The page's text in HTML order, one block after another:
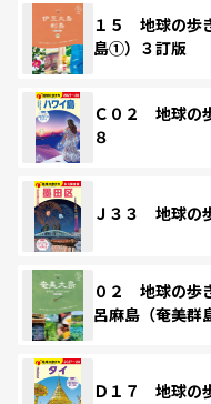
１５ 地球の
島①）３訂版
Ｃ０２ 地球の
８
Ｊ３３ 地球の
０２ 地球の
呂麻島（奄美
Ｄ１７ 地球の